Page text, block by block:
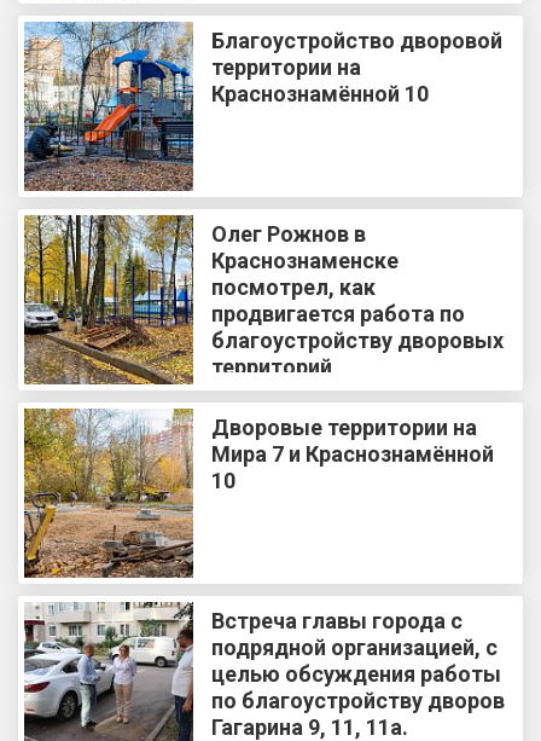
Благоустройство дворовой
территории на
Краснознамённой 10
Олег Рожнов в
Краснознаменске
посмотрел, как
продвигается работа по
благоустройству дворовых
территорий
Дворовые территории на
Мира 7 и Краснознамённой
10
Встреча главы города с
подрядной организацией, с
целью обсуждения работы
по благоустройству дворов
Гагарина 9, 11, 11а.